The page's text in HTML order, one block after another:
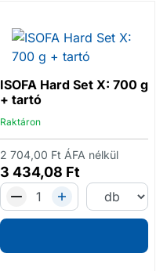
ISOFA Hard Set X: 700 g
+ tartó
Raktáron
3 434,08 Ft
2 704,00 Ft ÁFA nélkül